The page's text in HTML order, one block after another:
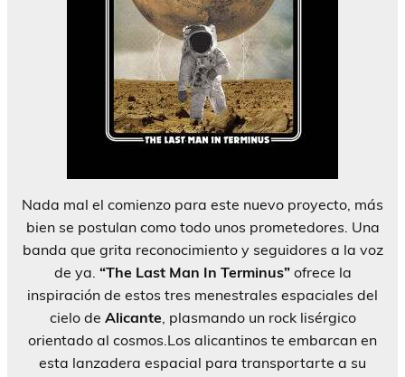
Nada mal el comienzo para este nuevo proyecto, más
bien se postulan como todo unos prometedores. Una
banda que grita reconocimiento y seguidores a la voz
de ya. “The Last Man In Terminus”ofrece la
inspiración de estos tres menestrales espaciales del
cielo de Alicante , plasmando un rock lisérgico
orientado al cosmos.Los alicantinos te embarcan en
esta lanzadera espacial para transportarte a su